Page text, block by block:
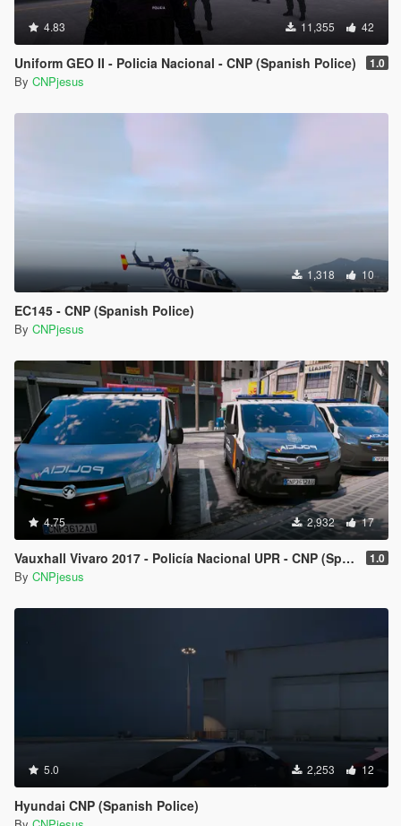
4.83 11,355 42
Uniform GEO II - Policia Nacional - CNP (Spanish Police) 1.0
By CNPjesus
1,318 10
EC145 - CNP (Spanish Police)
By CNPjesus
4.75 2,932 17
Vauxhall Vivaro 2017 - Policía Nacional UPR - CNP (Spanish) 1.0
By CNPjesus
5.0 2,253 12
Hyundai CNP (Spanish Police)